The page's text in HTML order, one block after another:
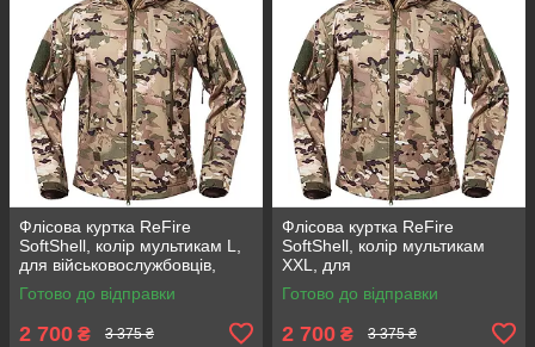
Флісова куртка ReFire
SoftShell, колір мультикам L,
для військовослужбовців,
весна/осінь, чоловіча
Готово до відправки
2 700 ₴ 3 375 ₴
Флісова куртка ReFire
SoftShell, колір мультикам
XXL, для
військовослужбовців, нова,
весна/осінь
Готово до відправки
2 700 ₴ 3 375 ₴